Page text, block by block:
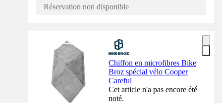
Réservation non disponible
Chiffon en microfibres Bike
Broz spécial vélo Cooper
Careful
Cet article n'a pas encore été
noté.